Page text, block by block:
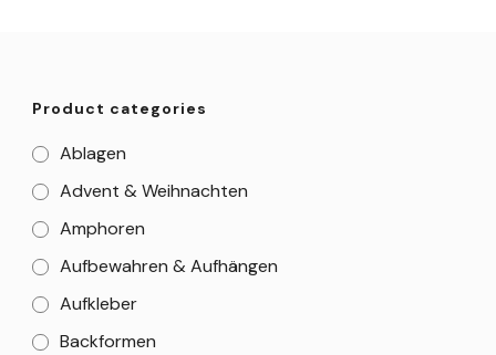
Product categories
Ablagen
Advent & Weihnachten
Amphoren
Aufbewahren & Aufhängen
Aufkleber
Backformen